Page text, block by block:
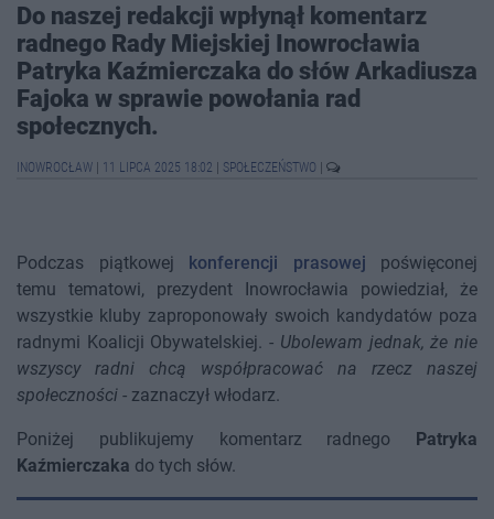
Do naszej redakcji wpłynął komentarz
radnego Rady Miejskiej Inowrocławia
Patryka Kaźmierczaka do słów Arkadiusza
Fajoka w sprawie powołania rad
społecznych.
INOWROCŁAW 11 LIPCA 2025 18:02 SPOŁECZEŃSTWO
Podczas piątkowej konferencji prasowej poświęconej
temu tematowi, prezydent Inowrocławia powiedział, że
wszystkie kluby zaproponowały swoich kandydatów poza
radnymi Koalicji Obywatelskiej. - Ubolewam jednak, że nie
wszyscy radni chcą współpracować na rzecz naszej
społeczności - zaznaczył włodarz.
Poniżej publikujemy komentarz radnego
Patryka
Kaźmierczaka do tych słów.